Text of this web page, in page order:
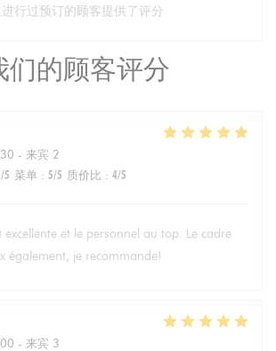
们的顾客评分
- 来宾 2
/5 菜单 : 5/5 质价比 : 4/5
et le personnel au top. Le cadre
également, je recommande!
- 来宾 3
进行过预订的顾客提供了评分